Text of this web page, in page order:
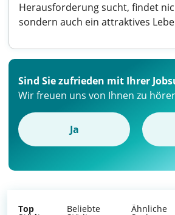
Herausforderung sucht, findet
sondern auch ein attraktives
Sind Sie zufrieden mit Ihrer
Wir freuen uns von Ihnen zu
Ja
Top Beliebte Ähnliche